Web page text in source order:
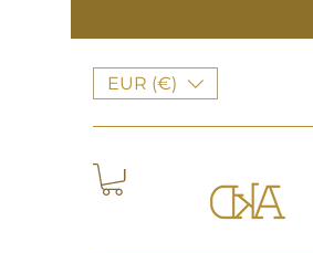
EUR (€)